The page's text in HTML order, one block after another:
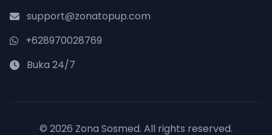
support@zonatopup.com
+628970028769
Buka 24/7
© 2026 Zona Sosmed. All rights reserved.